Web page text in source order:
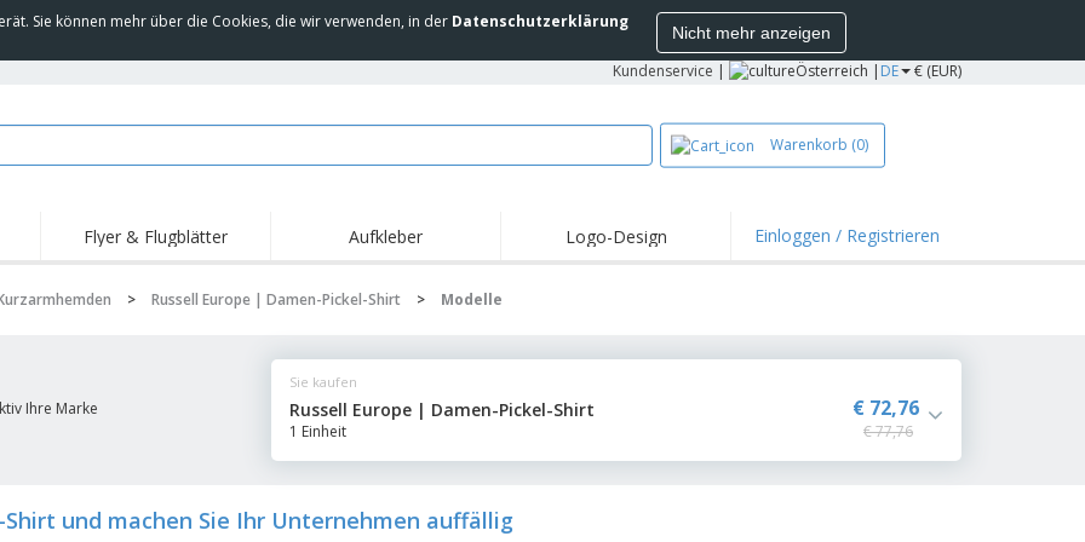
Sie können mehr über die Cookies, die wir verwenden, in der Datenschutzerklärung
Nicht mehr anzeigen
Kundenservice | Österreich | DE € (EUR)
Warenkorb (0)
Trends
Take-away
Neue Produkte
Zubehör
Armbanduhren
Stickereien
Geschenke
Flyer & Flugblätter Aufkleber Logo-Design Einloggen / Registrieren
> Russell Europe | Damen-Pickel-Shirt > Modelle
Ihre Marke
Sie kaufen
Russell Europe | Damen-Pickel-Shirt
1 Einheit
€ 72,76
€ 77,76
und machen Sie Ihr Unternehmen auffällig